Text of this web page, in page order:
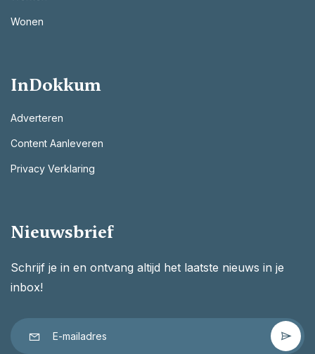
Wonen
InDokkum
Adverteren
Content Aanleveren
Privacy Verklaring
Nieuwsbrief
Schrijf je in en ontvang altijd het laatste nieuws in je
inbox!